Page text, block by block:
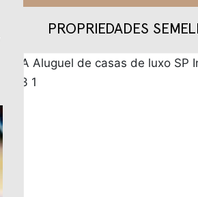
PROPRIEDADES